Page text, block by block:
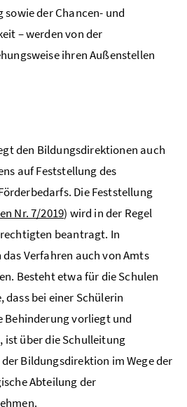
der Chancen- und
– werden von der
ihren Außenstellen
den Bildungsdirektionen auch
auf Feststellung des
Die Feststellung
Nr. 7/2019) wird in der Regel
beantragt. In
Verfahren auch von Amts
Besteht etwa für die Schulen
dass bei einer Schülerin
Behinderung vorliegt und
ist über die Schulleitung
Bildungsdirektion im Wege der
Abteilung der